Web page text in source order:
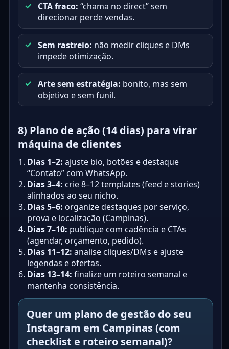
CTA fraco: “chama no direct” sem
direcionar perde vendas.
Sem rastreio: não medir cliques e DMs
impede otimização.
Arte sem estratégia: bonito, mas sem
objetivo e sem funil.
8) Plano de ação (14 dias) para virar
máquina de clientes
Dias 1–2: ajuste bio, botões e destaque
“Contato” com WhatsApp.
Dias 3–4: crie 8–12 templates (feed e stories)
alinhados ao seu nicho.
Dias 5–6: organize destaques por serviço,
prova e localização (Campinas).
Dias 7–10: publique com cadência e CTAs
(agendar, orçamento, pedido).
Dias 11–12: analise cliques/DMs e ajuste
legendas e ofertas.
Dias 13–14: finalize um roteiro semanal e
mantenha consistência.
Quer um plano de gestão do seu
Instagram em Campinas (com
checklist e roteiro semanal)?